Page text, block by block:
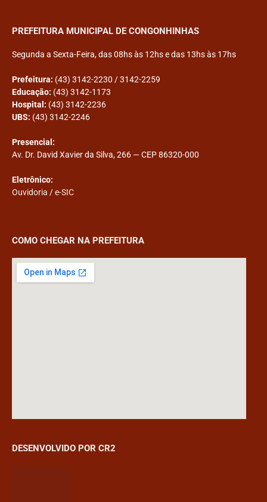
PREFEITURA MUNICIPAL DE CONGONHINHAS
Segunda a Sexta-Feira, das 08hs às 12hs e das 13hs às 17hs
Prefeitura: (43) 3142-2230 / 3142-2259
Educação: (43) 3142-1173
Hospital: (43) 3142-2236
UBS: (43) 3142-2246
Presencial:
Av. Dr. David Xavier da Silva, 266 — CEP 86320-000
Eletrônico:
Ouvidoria /e-SIC
COMO CHEGAR NA PREFEITURA
DESENVOLVIDO POR CR2